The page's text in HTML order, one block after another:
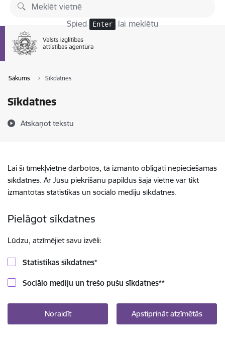
Pāriet uz lapas saturu
Spied Enter lai meklētu
Sākums Sīkdatnes
Sīkdatnes
Atskaņot tekstu
Lai šī tīmekļvietne darbotos, tā izmanto obligāti nepieciešamās
sīkdatnes. Ar Jūsu piekrišanu papildus šajā vietnē var tikt
izmantotas statistikas un sociālo mediju sīkdatnes.
Pielāgot sīkdatnes
Lūdzu, atzīmējiet savu izvēli:
Statistikas sīkdatnes*
Sociālo mediju un trešo pušu sīkdatnes**
Noraidīt Apstiprināt atzīmētās